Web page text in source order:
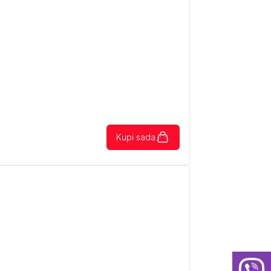
Kupi sada